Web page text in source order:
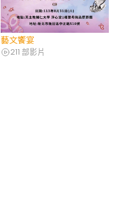
藝文饗宴
211 部影片